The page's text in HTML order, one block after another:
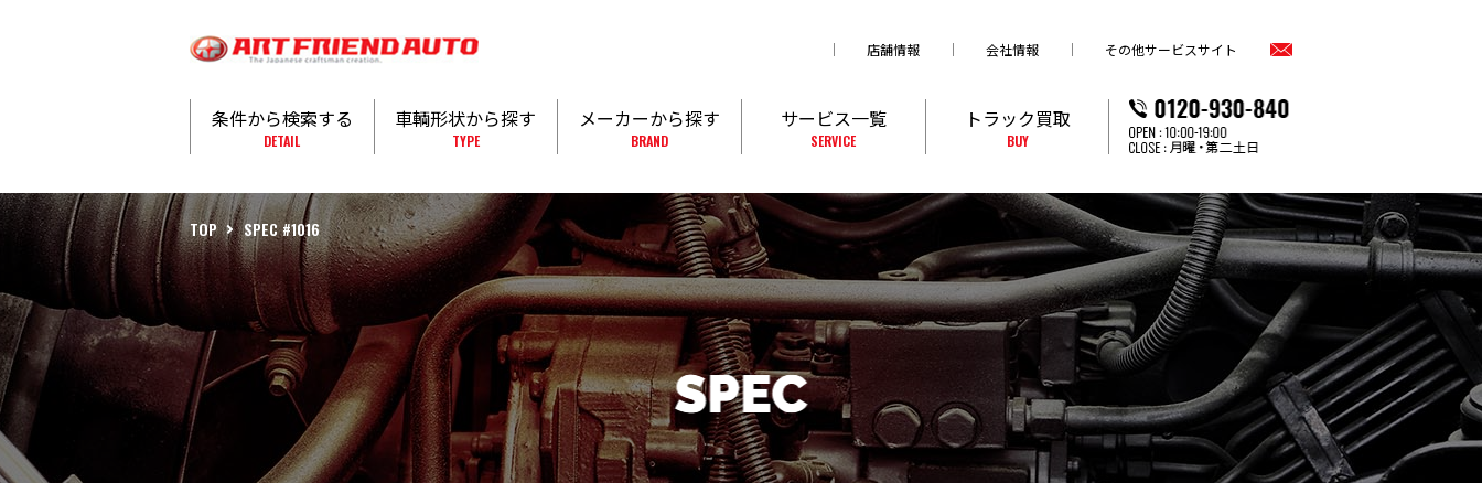
店舗情報 会社情報 その他サービスサイト
条件から検索する
DETAIL
車輌形状から探す
TYPE
メーカーから探す
BRAND
サービス一覧
SERVICE
トラック買取
BUY
TOP SPEC #1016